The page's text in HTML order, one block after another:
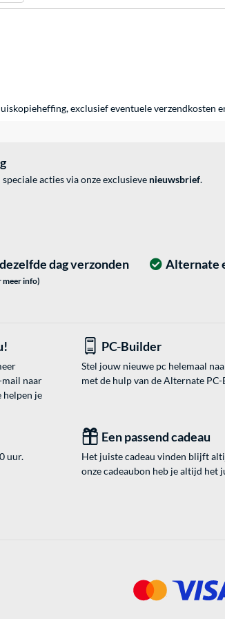
exclusief eventueleverzendkosten
acties via onze exclusieve nieuwsbrief.
Alternate
dag verzonden
meer info)
mail naar
helpen je
PC-Builder
Stel jouw nieuwe pc helemaal
met de hulp van de Alternate
uur.
Een passend cadeau
Het juiste cadeau vinden blijft
onze cadeaubon heb je altijd het